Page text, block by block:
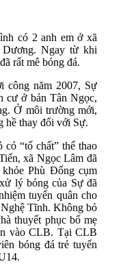
có 2 anh em ở xã
Ngay từ khi
rất mê bóng đá.
năm 2007, Sự
cư ở bản Tân Ngọc,
Ở môi trường mới,
hề thay đổi với Sự.
“tố chất” thể thao
xã Ngọc Lâm đã
Phù Đổng cụm
lý bóng của Sự đã
tuyển quân cho
Tĩnh. Không bỏ
thuyết phục bố mẹ
vào CLB. Tại CLB
bóng đá trẻ tuyển